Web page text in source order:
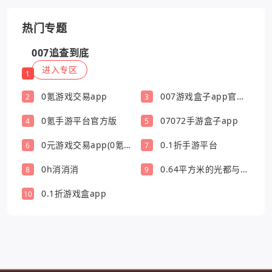
热门专题
1
007追查到底
进入专区
2 0氪游戏交易app 3
007游戏盒子app官方
4 0氪手游平台官方版 5 07072手游盒子app
6
0元游戏交易app(0氪
7 0.1折手游平台
8 0h消消消 9
0.64平方米的光都与你
10 0.1折游戏盒app